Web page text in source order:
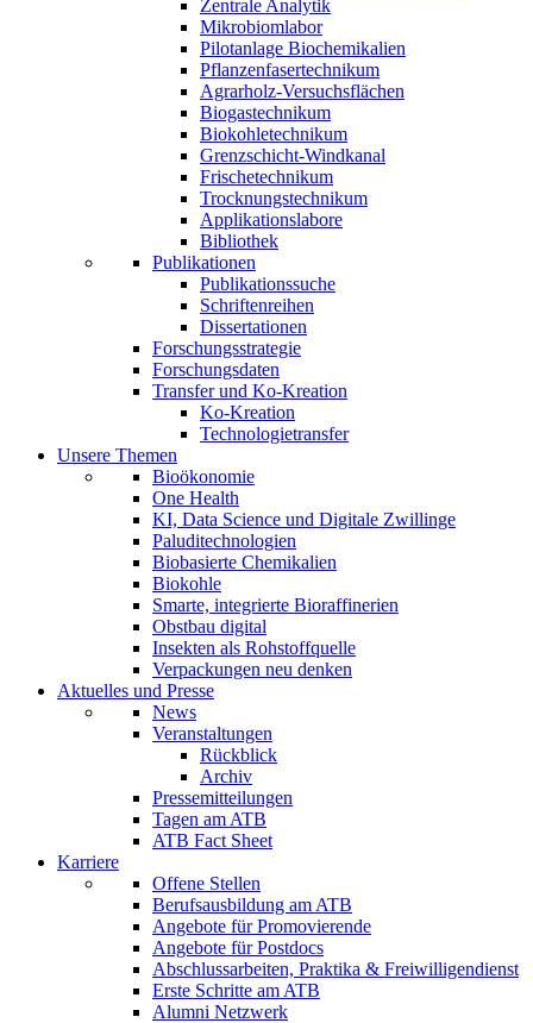
Zentrale Analytik
Mikrobiomlabor
Pilotanlage Biochemikalien
Pflanzenfasertechnikum
Agrarholz-Versuchsflächen
Biogastechnikum
Biokohletechnikum
Grenzschicht-Windkanal
Frischetechnikum
Trocknungstechnikum
Applikationslabore
Bibliothek
Publikationen
Publikationssuche
Schriftenreihen
Dissertationen
Forschungsstrategie
Forschungsdaten
Transfer und Ko-Kreation
Ko-Kreation
Technologietransfer
Unsere Themen
Bioökonomie
One Health
KI, Data Science und Digitale Zwillinge
Paluditechnologien
Biobasierte Chemikalien
Biokohle
Smarte, integrierte Bioraffinerien
Obstbau digital
Insekten als Rohstoffquelle
Verpackungen neu denken
Aktuelles und Presse
News
Veranstaltungen
Rückblick
Archiv
Pressemitteilungen
Tagen am ATB
ATB Fact Sheet
Karriere
Offene Stellen
Berufsausbildung am ATB
Angebote für Promovierende
Angebote für Postdocs
Abschlussarbeiten, Praktika & Freiwilligendienst
Erste Schritte am ATB
Alumni Netzwerk